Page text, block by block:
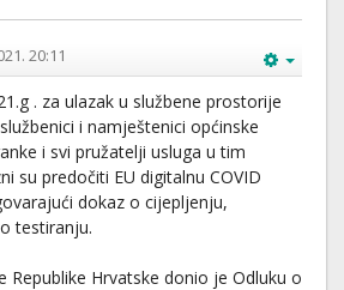
20:11
. za ulazak u službene prostorije
i namještenici općinske
i svi pružatelji usluga u tim
su predočiti EU digitalnu COVID
dokaz o cijepljenju,
testiranju.
Republike Hrvatske donio je Odluku o